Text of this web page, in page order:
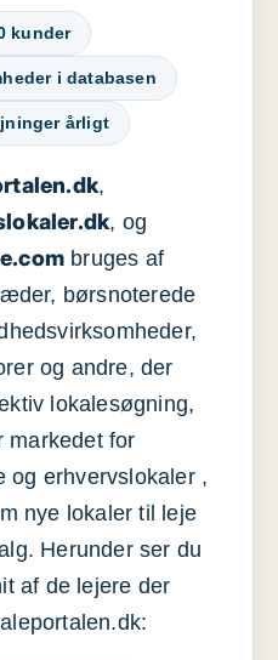
kunder
i databasen
årligt
,
, og
bruges af
børsnoterede
og andre, der
lokalesøgning,
markedet for
og erhvervslokaler ,
nye lokaler til leje
Herunder ser du
af de lejere der